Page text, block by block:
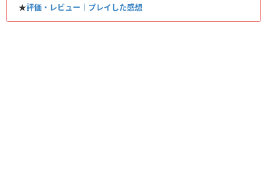
★評価・レビュー｜プレイした感想